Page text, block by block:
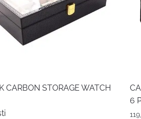
CARBON STORAGE WATCH
6